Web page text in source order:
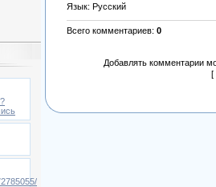
Язык: Русский
Всего комментариев: 0
Добавлять комментарии
[